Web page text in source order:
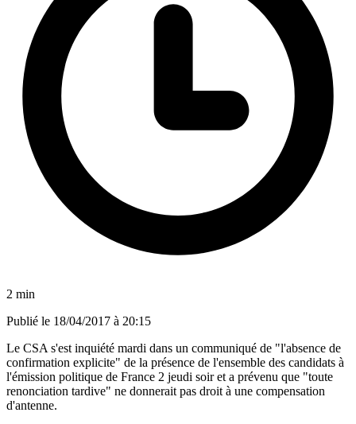
2 min
Publié le 18/04/2017 à 20:15
Le CSA s'est inquiété mardi dans un communiqué de "l'absence de
confirmation explicite" de la présence de l'ensemble des candidats à
l'émission politique de France 2 jeudi soir et a prévenu que "toute
renonciation tardive" ne donnerait pas droit à une compensation
d'antenne.